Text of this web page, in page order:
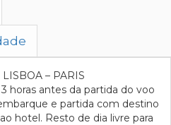
– PARIS
horas antes da partida do voo
e partida com destino
hotel. Resto de dia livre para